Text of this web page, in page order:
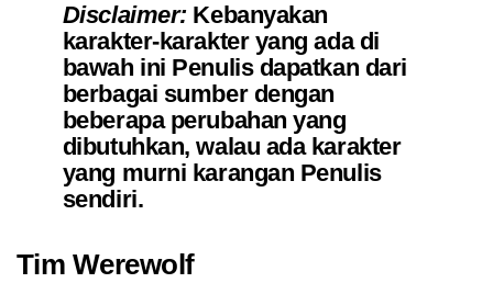
Disclaimer: Kebanyakan
karakter-karakter yang ada di
bawah ini Penulis dapatkan dari
berbagai sumber dengan
beberapa perubahan yang
dibutuhkan, walau ada karakter
yang murni karangan Penulis
sendiri.
Tim Werewolf